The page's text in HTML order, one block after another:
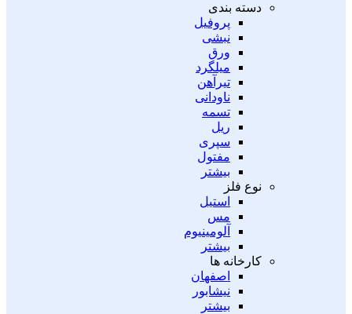
دسته بندی
پروفیل
نبشی
ورق
میلگرد
تیرآهن
ناودانی
تسمه
ریل
سپری
مفتول
بیشتر
نوع فلز
استیل
مس
آلومینیوم
بیشتر
کارخانه ها
اصفهان
نیشابور
بیشتر